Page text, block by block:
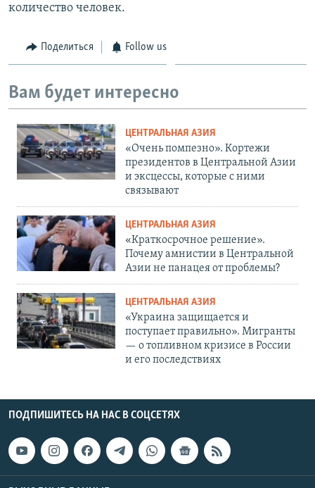
количество человек.
Поделиться Follow us
Вам будет интересно
ЦЕНТРАЛЬНАЯ АЗИЯ
«Очень помпезно». Кортежи
президентов в Центральной Азии
и эксцессы, которые с ними
связывают
ЦЕНТРАЛЬНАЯ АЗИЯ
«Краткосрочное решение».
Почему амнистии в Центральной
Азии не панацея от проблемы?
ЦЕНТРАЛЬНАЯ АЗИЯ
«Украина защищается и
поступает правильно». Мигранты
— о топливном кризисе в России
и его последствиях
ПОДПИШИТЕСЬ НА НАС В СОЦСЕТЯХ